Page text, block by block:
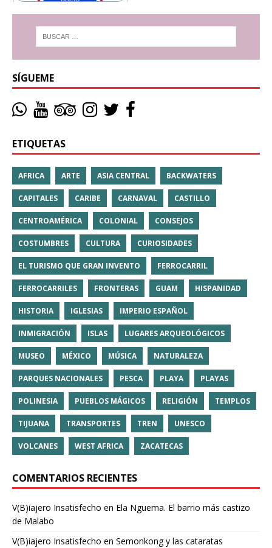
SÍGUEME
ETIQUETAS
AFRICA ARTE ASIA CENTRAL BACKWATERS
CAPITALES CARIBE CARNAVAL CASTILLO
CENTROAMÉRICA COLONIAL CONSEJOS
COSTUMBRES CULTURA CURIOSIDADES
EL TURISMO QUE GRAN INVENTO FERROCARRIL
FERROCARRILES FRONTERAS GUAM HISPANIDAD
HISTORIA IGLESIAS IMPERIO ESPAÑOL
INMIGRACIÓN ISLAS LUGARES ARQUEOLÓGICOS
MUSEO MÉXICO MÚSICA NATURALEZA
PARQUES NACIONALES PESCA PLAYA PLAYAS
POLINESIA PUEBLOS MÁGICOS RELIGIÓN TEMPLOS
TIJUANA TRANSPORTES TREN UNESCO
VOLCANES WEST AFRICA ZACATECAS
COMENTARIOS RECIENTES
V(B)iajero Insatisfecho en Ela Nguema. El barrio más castizo
de Malabo
V(B)iajero Insatisfecho en Semonkong y las cataratas